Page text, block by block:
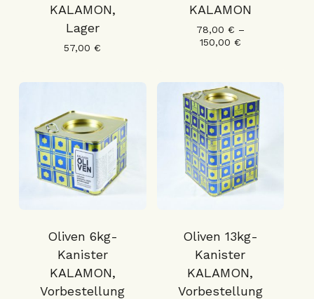
KALAMON,
Lager
57,00€
KALAMON
78,00 € –
150,00 €
Oliven 6kg-
Kanister
KALAMON,
Vorbestellung
Oliven 13kg-
Kanister
KALAMON,
Vorbestellung